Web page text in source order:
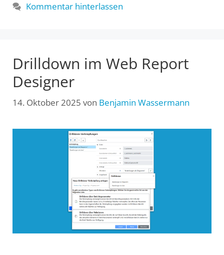
Kommentar hinterlassen
Drilldown im Web Report
Designer
14. Oktober 2025 von Benjamin Wassermann